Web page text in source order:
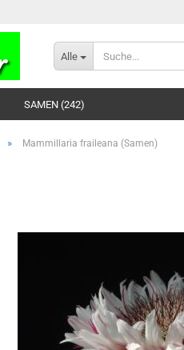
Alle
SAMEN (242)
» Mammillaria fraileana (Samen)